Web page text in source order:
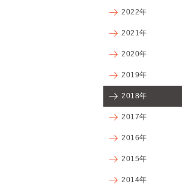
2022年
2021年
2020年
2019年
2018年
2017年
2016年
2015年
2014年